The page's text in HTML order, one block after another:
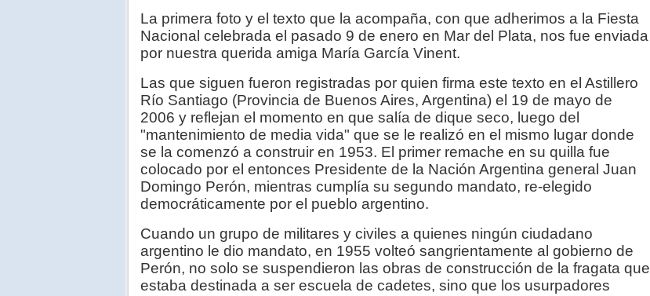
La primera foto y el texto que la acompaña, con que adherimos a la Fiesta
Nacional celebrada el pasado 9 de enero en Mar del Plata, nos fue enviada
por nuestra querida amiga María García Vinent.
Las que siguen fueron registradas por quien firma este texto en el Astillero
Río Santiago (Provincia de Buenos Aires, Argentina) el 19 de mayo de
2006 y reflejan el momento en que salía de dique seco, luego del
"mantenimiento de media vida" que se le realizó en el mismo lugar donde
se la comenzó a construir en 1953. El primer remache en su quilla fue
colocado por el entonces Presidente de la Nación Argentina general Juan
Domingo Perón, mientras cumplía su segundo mandato, re-elegido
democráticamente por el pueblo argentino.
Cuando un grupo de militares y civiles a quienes ningún ciudadano
argentino le dio mandato, en 1955 volteó sangrientamente al gobierno de
Perón, no solo se suspendieron las obras de construcción de la fragata que
estaba destinada a ser escuela de cadetes, sino que los usurpadores